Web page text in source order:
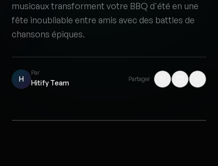
musicaux transforment votre BBQ d'été en une
fête inoubliable entre amis avec des battles de
chansons épiques.
H
Par
Hitify Team Partager